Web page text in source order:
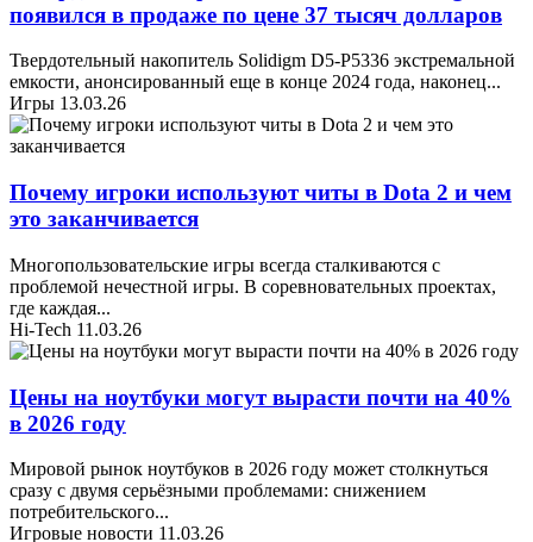
появился в продаже по цене 37 тысяч долларов
Твердотельный накопитель Solidigm D5-P5336 экстремальной
емкости, анонсированный еще в конце 2024 года, наконец...
Игры 13.03.26
Почему игроки используют читы в Dota 2 и чем
это заканчивается
Многопользовательские игры всегда сталкиваются с
проблемой нечестной игры. В соревновательных проектах,
где каждая...
Hi-Tech 11.03.26
Цены на ноутбуки могут вырасти почти на 40%
в 2026 году
Мировой рынок ноутбуков в 2026 году может столкнуться
сразу с двумя серьёзными проблемами: снижением
потребительского...
Игровые новости 11.03.26